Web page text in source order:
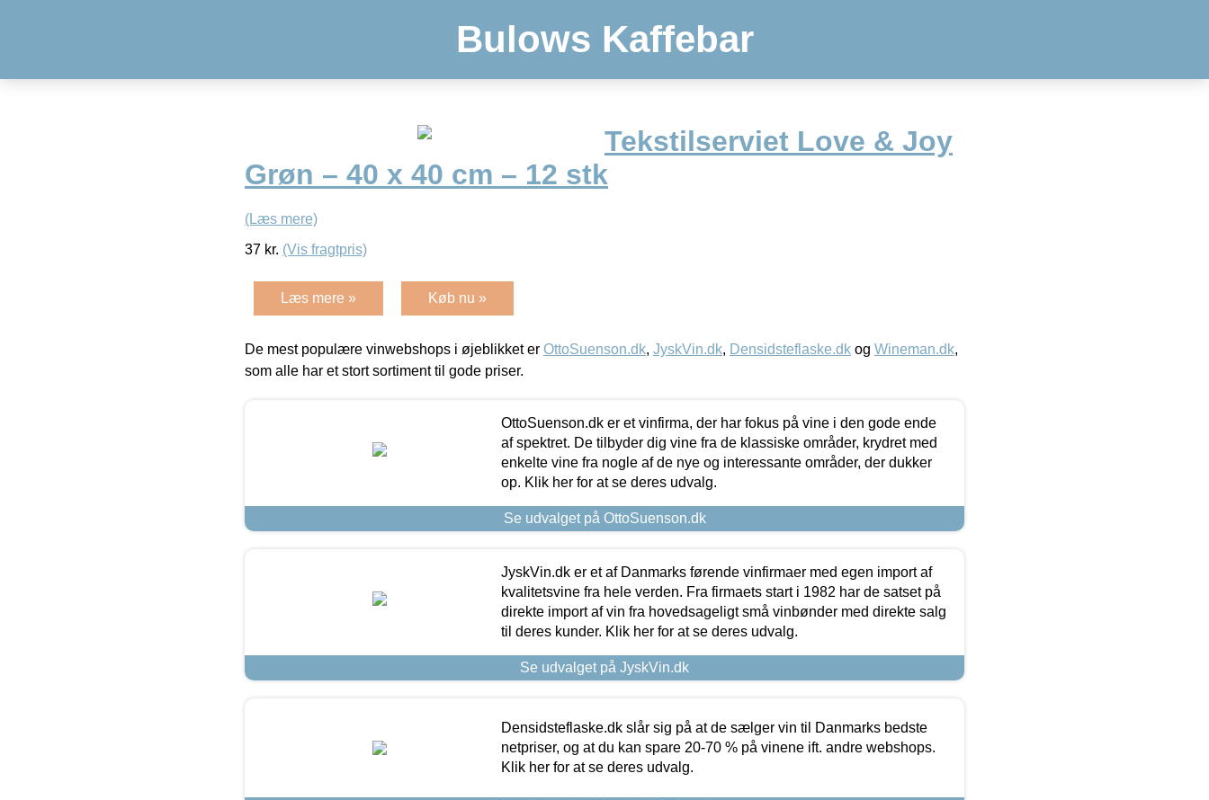
Bulows Kaffebar
Tekstilserviet Love & Joy
Grøn – 40 x 40 cm – 12 stk
(Læs mere)
37 kr. (Vis fragtpris)
Læs mere » Køb nu »
De mest populære vinwebshops i øjeblikket er OttoSuenson.dk, JyskVin.dk, Densidsteflaske.dk og Wineman.dk,
som alle har et stort sortiment til gode priser.
OttoSuenson.dk er et vinfirma, der har fokus på vine i den gode ende
af spektret. De tilbyder dig vine fra de klassiske områder, krydret med
enkelte vine fra nogle af de nye og interessante områder, der dukker
op. Klik her for at se deres udvalg.
Se udvalget på OttoSuenson.dk
JyskVin.dk er et af Danmarks førende vinfirmaer med egen import af
kvalitetsvine fra hele verden. Fra firmaets start i 1982 har de satset på
direkte import af vin fra hovedsageligt små vinbønder med direkte salg
til deres kunder. Klik her for at se deres udvalg.
Se udvalget på JyskVin.dk
Densidsteflaske.dk slår sig på at de sælger vin til Danmarks bedste
netpriser, og at du kan spare 20-70 % på vinene ift. andre webshops.
Klik her for at se deres udvalg.